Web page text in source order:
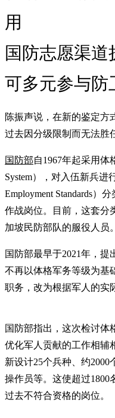
用
国防志愿渠道
可多元参与防
陈振声说，在新的鉴定方
过去因分级限制而无法胜
国防部自1967年起采用体
System），对入伍新兵进
Employment Standards）
作战岗位。目前，这套分
加坡民防部队的服役人员。
国防部最早于2021年，
不再以体格军务等级为基
职务，改为根据军人的实
国防部指出，这次检讨体
优化军人贡献的工作相辅
新设计25个兵种、约
操作员等。这使超过1800
过去不符合资格的岗位。